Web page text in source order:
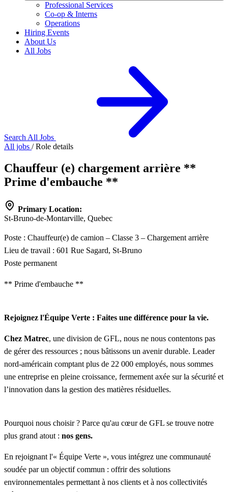
Professional Services
Co-op & Interns
Operations
Hiring Events
About Us
All Jobs
Search All Jobs
All jobs / Role details
Chauffeur (e) chargement arrière **
Prime d'embauche **
Primary Location:
St-Bruno-de-Montarville, Quebec
Poste : Chauffeur(e) de camion – Classe 3 – Chargement arrière
Lieu de travail : 601 Rue Sagard, St-Bruno
Poste permanent
** Prime d'embauche **
Rejoignez l'Équipe Verte : Faites une différence pour la vie.
Chez Matrec, une division de GFL, nous ne nous contentons pas
de gérer des ressources ; nous bâtissons un avenir durable. Leader
nord-américain comptant plus de 22 000 employés, nous sommes
une entreprise en pleine croissance, fermement axée sur la sécurité et
l’innovation dans la gestion des matières résiduelles.
Pourquoi nous choisir ? Parce qu'au cœur de GFL se trouve notre
plus grand atout : nos gens.
En rejoignant l'« Équipe Verte », vous intégrez une communauté
soudée par un objectif commun : offrir des solutions
environnementales permettant à nos clients et à nos collectivités